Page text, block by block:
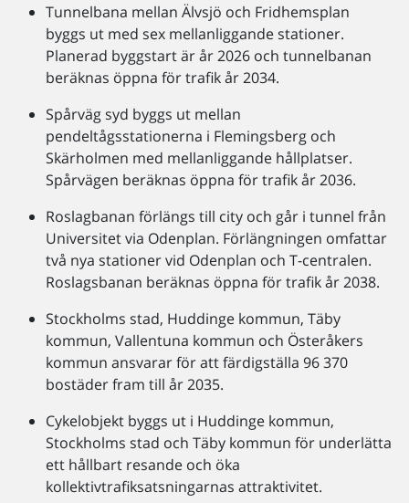
Tunnelbana mellan Älvsjö och Fridhemsplan
byggs ut med sex mellanliggande stationer.
Planerad byggstart är år 2026 och tunnelbanan
beräknas öppna för trafik år 2034.
Spårväg syd byggs ut mellan
pendeltågsstationerna i Flemingsberg och
Skärholmen med mellanliggande hållplatser.
Spårvägen beräknas öppna för trafik år 2036.
Roslagbanan förlängs till city och går i tunnel från
Universitet via Odenplan. Förlängningen omfattar
två nya stationer vid Odenplan och T-centralen.
Roslagsbanan beräknas öppna för trafik år 2038.
Stockholms stad, Huddinge kommun, Täby
kommun, Vallentuna kommun och Österåkers
kommun ansvarar för att färdigställa 96 370
bostäder fram till år 2035.
Cykelobjekt byggs ut i Huddinge kommun,
Stockholms stad och Täby kommun för underlätta
ett hållbart resande och öka
kollektivtrafiksatsningarnas attraktivitet.